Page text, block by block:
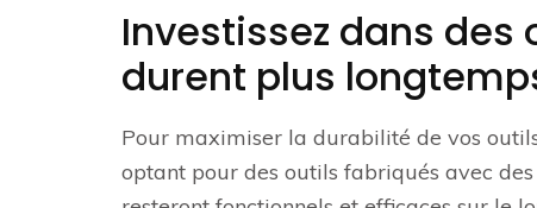
Investissez dans des
durent plus
Pour maximiser la durabilité de vos
optant pour des outils fabriqués avec